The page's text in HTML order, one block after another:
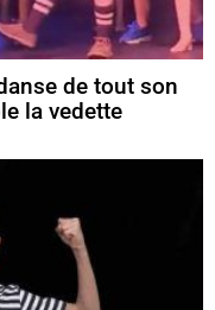
de tout son
la vedette